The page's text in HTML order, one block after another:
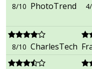
8/10 PhotoTrend
8/10 CharlesTech